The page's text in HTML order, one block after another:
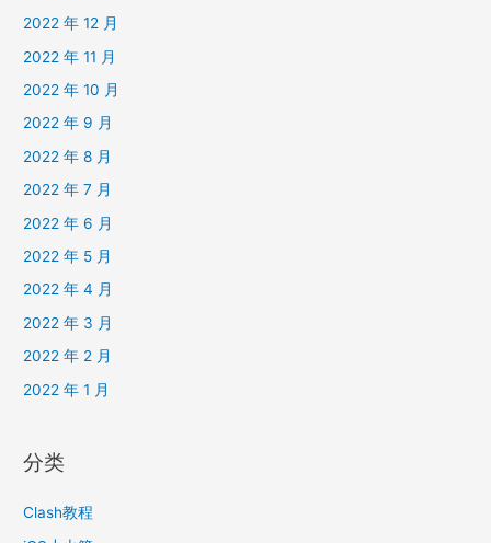
2022 年 12 月
2022 年 11 月
2022 年 10 月
2022 年 9 月
2022 年 8 月
2022 年 7 月
2022 年 6 月
2022 年 5 月
2022 年 4 月
2022 年 3 月
2022 年 2 月
2022 年 1 月
分类
Clash教程